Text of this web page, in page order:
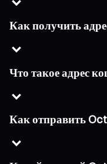
Как получить
Что такое адрес
Как отправить